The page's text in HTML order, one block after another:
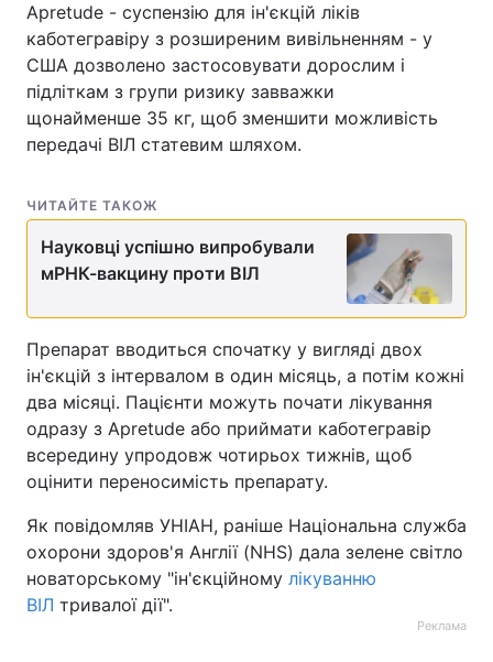
Тема оформлення
Apretude - суспензію для ін'єкцій ліків
каботегравіру з розширеним вивільненням - у
США дозволено застосовувати дорослим і
підліткам з групи ризику завважки
щонайменше 35 кг, щоб зменшити можливість
передачі ВІЛ статевим шляхом.
ЧИТАЙТЕ ТАКОЖ
Науковці успішно випробували
мРНК-вакцину проти ВІЛ
Препарат вводиться спочатку у вигляді двох
ін'єкцій з інтервалом в один місяць, а потім кожні
два місяці. Пацієнти можуть почати лікування
одразу з Apretude або приймати каботегравір
всередину упродовж чотирьох тижнів, щоб
оцінити переносимість препарату.
Як повідомляв УНІАН, раніше Національна служба
охорони здоров'я Англії (NHS) дала зелене світло
новаторському "ін'єкційному лікуванню
ВІЛ тривалої дії".
Реклама